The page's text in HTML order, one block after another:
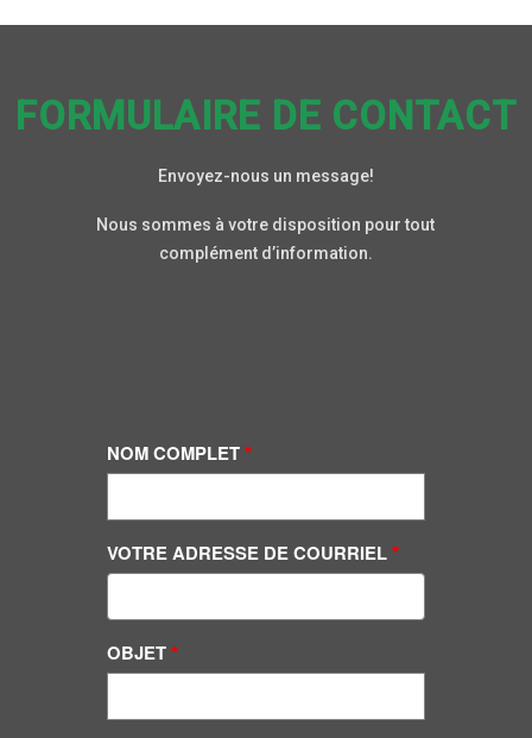
FORMULAIRE DE CONTACT
Envoyez-nous un message!
Nous sommes à votre disposition pour tout
complément d’information.
NOM COMPLET
VOTRE ADRESSE DE COURRIEL
OBJET